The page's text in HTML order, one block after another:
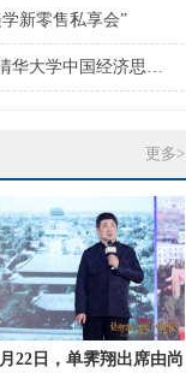
新零售私享会”
10月24日，全国政协常委、清华大学中国经济思想与实践研究院院长李稻葵出席蓝海FOF发布会
更多>
22日，单霁翔出席由尚